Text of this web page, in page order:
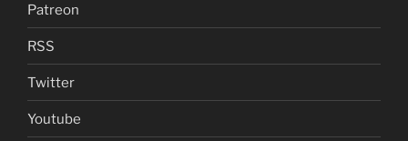
Patreon
RSS
Twitter
Youtube